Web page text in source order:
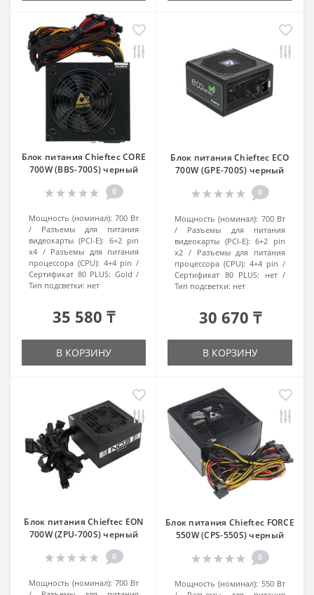
Блок питания Chieftec CORE
700W (BBS-700S) черный
0
Мощность (номинал): 700 Вт
Разъемы для питания
видеокарты (PCI-E): 6+2 pin
x4
Разъемы для питания
процессора (CPU): 4+4 pin
Сертификат 80 PLUS: Gold
Тип подсветки: нет
35 580 ₸
В КОРЗИНУ
Блок питания Chieftec ECO
700W (GPE-700S) черный
0
Мощность (номинал): 700 Вт
Разъемы для питания
видеокарты (PCI-E): 6+2 pin
x2
Разъемы для питания
процессора (CPU): 4+4 pin
Сертификат 80 PLUS:
нет
Тип подсветки: нет
30 670 ₸
В КОРЗИНУ
Блок питания Chieftec EON
700W (ZPU-700S) черный
0
Мощность (номинал): 700 Вт
Блок питания Chieftec FORCE
550W (CPS-550S) черный
0
Мощность (номинал): 550 Вт